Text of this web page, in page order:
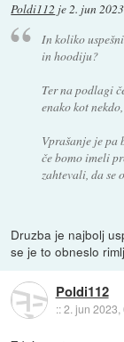
Poldi112 je2. jun
In koliko
in hoodiju?
Ter na podlagi
enako kot
Vprašanje je pa
če bomo imeli
zahtevali, da se
Druzba je najbolj
se je to obneslo
Poldi112
::2. jun 2023,